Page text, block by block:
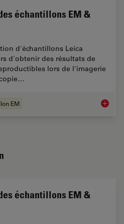
échantillons EM &
d'échantillons Leica
d'obtenir des résultats de
lors de l'imagerie
EM Flux de
échantillons EM &